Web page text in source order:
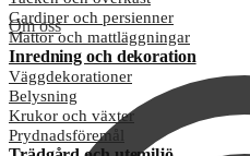
Om oss
Gardiner och persienner
Mattor och mattläggningar
Inredning och dekoration
Väggdekorationer
Belysning
Krukor och växter
Prydnadsföremål